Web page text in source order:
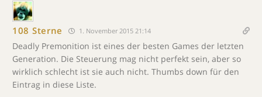
108 Sterne 1. November 2015 21:14
Deadly Premonition ist eines der besten Games der letzten
Generation. Die Steuerung mag nicht perfekt sein, aber so
wirklich schlecht ist sie auch nicht. Thumbs down für den
Eintrag in diese Liste.